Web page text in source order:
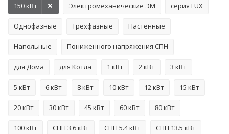
Электромеханические ЭМ серия LUX
Однофазные Трехфазные Настенные
Напольные Пониженного напряжения СПН
для Дома для Котла 1 кВт 2 кВт 3 кВт
5 кВт 6 кВт 8 кВт 10 кВт 12 кВт 15 кВт
20 кВт 30 кВт 45 кВт 60 кВт 80 кВт
100 кВт
150 кВт
СПН 3.6 кВт СПН 5.4 кВт СПН 13.5 кВт